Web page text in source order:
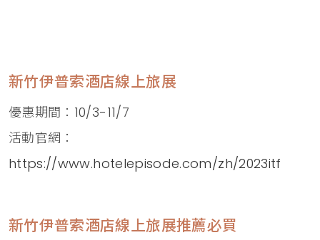
新竹伊普索酒店線上旅展
優惠期間：10/3-11/7
活動官網：
https://www.hotelepisode.com/zh/2023itf
新竹伊普索酒店線上旅展推薦必買